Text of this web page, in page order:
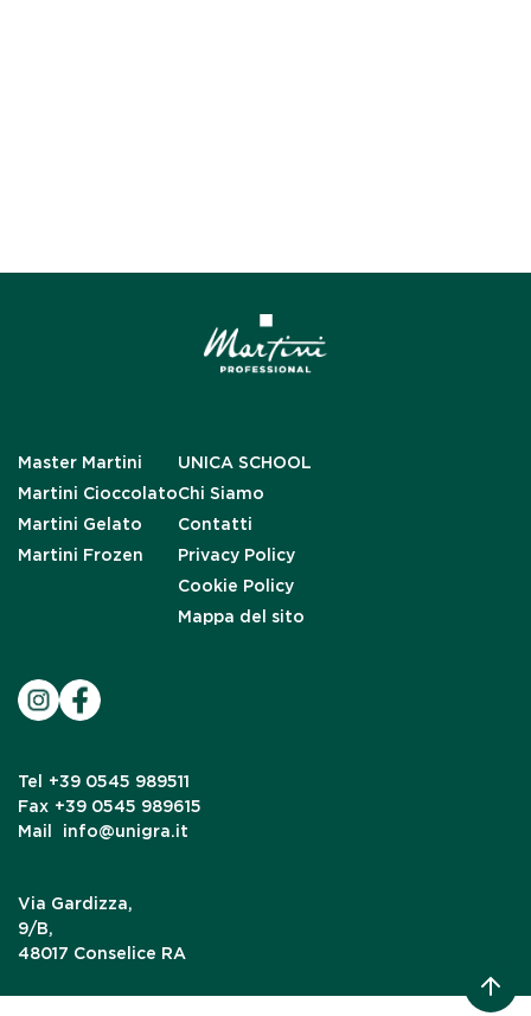
Master Martini
Martini Cioccolato
Martini Gelato
Martini Frozen
UNICA SCHOOL
Chi Siamo
Contatti
Privacy Policy
Cookie Policy
Mappa del sito
Tel
+39 0545 989511
Fax +39 0545 989615
Mail
info@unigra.it
Via Gardizza,
9/B,
48017 Conselice RA